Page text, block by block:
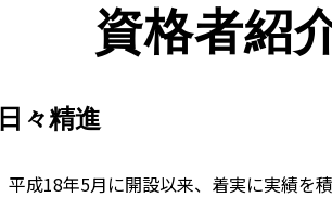
資格者紹
日々精進
成18年5月に開設以来、着実に実績を